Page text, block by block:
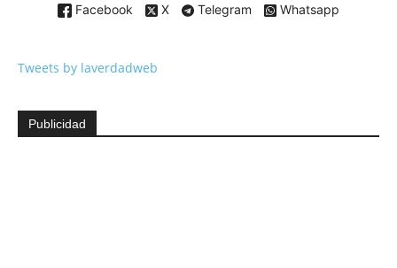
Facebook X Telegram Whatsapp
Tweets by laverdadweb
Publicidad